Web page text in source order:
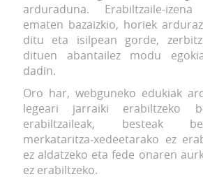
arduraduna. Erabiltzaile-
ematen bazaizkio, horiek
ditu eta isilpean gorde,
dituen abantailez modu
dadin.
Oro har, webguneko edukiak
legeari jarraiki erabiltzeko
erabiltzaileak, besteak
merkataritza-xedeetarako ez
ez aldatzeko eta fede onaren
ez erabiltzeko.